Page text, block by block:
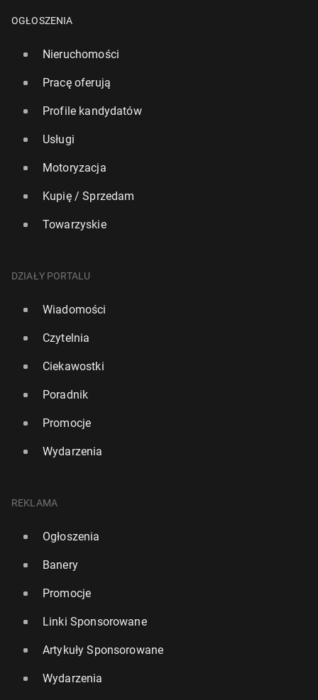
OGŁOSZENIA
Nieruchomości
Pracę oferują
Profile kandydatów
Usługi
Motoryzacja
Kupię / Sprzedam
Towarzyskie
DZIAŁY PORTALU
Wiadomości
Czytelnia
Ciekawostki
Poradnik
Promocje
Wydarzenia
REKLAMA
Ogłoszenia
Banery
Promocje
Linki Sponsorowane
Artykuły Sponsorowane
Wydarzenia